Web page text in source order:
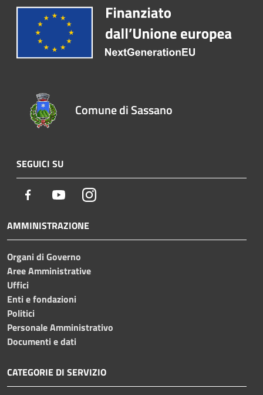
Comune di Sassano
SEGUICI SU
Facebook YoutubeInstagram
AMMINISTRAZIONE
Organi di Governo
Aree Amministrative
Uffici
Enti e fondazioni
Politici
Personale Amministrativo
Documenti e dati
CATEGORIE DI SERVIZIO